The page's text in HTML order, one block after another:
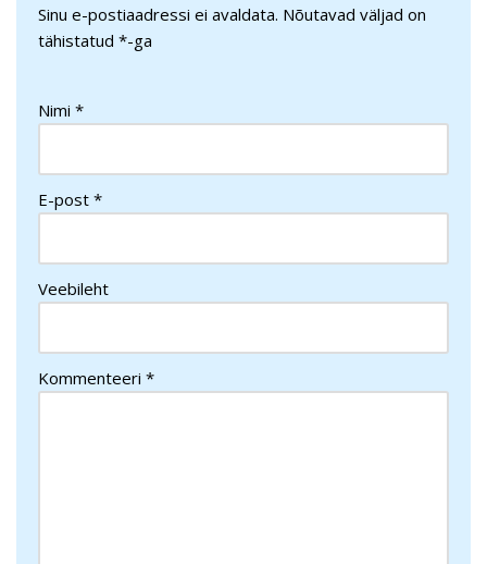
Sinu e-postiaadressi ei avaldata. Nõutavad väljad on
tähistatud *-ga
Nimi *
E-post *
Veebileht
Kommenteeri *